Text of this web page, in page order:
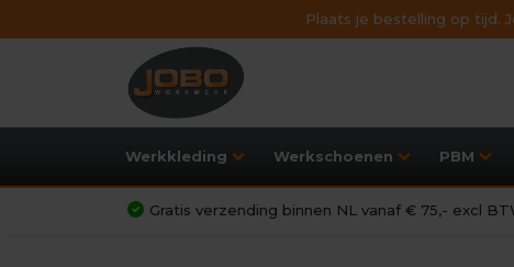
Plaats je bestelling op tijd.
Werkkleding Werkschoenen PBM
Gratis verzending binnen NL vanaf € 75,- excl